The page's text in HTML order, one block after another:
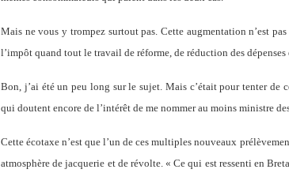
Mais ne vous y trompez surtout pas. Cette augmentation n’est
l’impôt quand tout le travail de réforme, de réduction des dépenses
Bon, j’ai été un peu long sur le sujet. Mais c’était pour tenter de
qui doutent encore de l’intérêt de me nommer au moins ministre
Cette écotaxe n’est que l’un de ces multiples nouveaux
atmosphère de jacquerie et de révolte. « Ce qui est ressenti en